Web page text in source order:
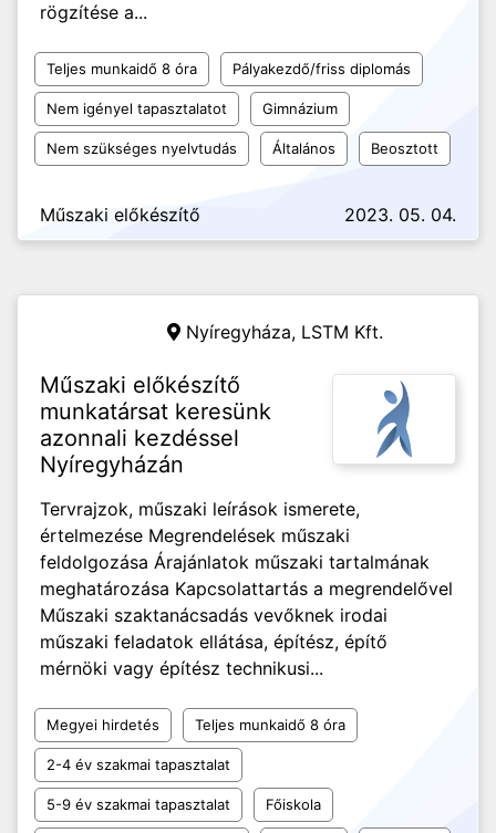
rögzítése a...
Teljes munkaidő 8 óra Pályakezdő/friss diplomás
Nem igényel tapasztalatot Gimnázium
Nem szükséges nyelvtudás Általános Beosztott
Műszaki előkészítő 2023. 05. 04.
Nyíregyháza, LSTM Kft.
Műszaki előkészítő
munkatársat keresünk
azonnali kezdéssel
Nyíregyházán
Tervrajzok, műszaki leírások ismerete,
értelmezése Megrendelések műszaki
feldolgozása Árajánlatok műszaki tartalmának
meghatározása Kapcsolattartás a megrendelővel
Műszaki szaktanácsadás vevőknek irodai
műszaki feladatok ellátása, építész, építő
mérnöki vagy építész technikusi...
Megyei hirdetés Teljes munkaidő 8 óra
2-4 év szakmai tapasztalat
5-9 év szakmai tapasztalat Főiskola